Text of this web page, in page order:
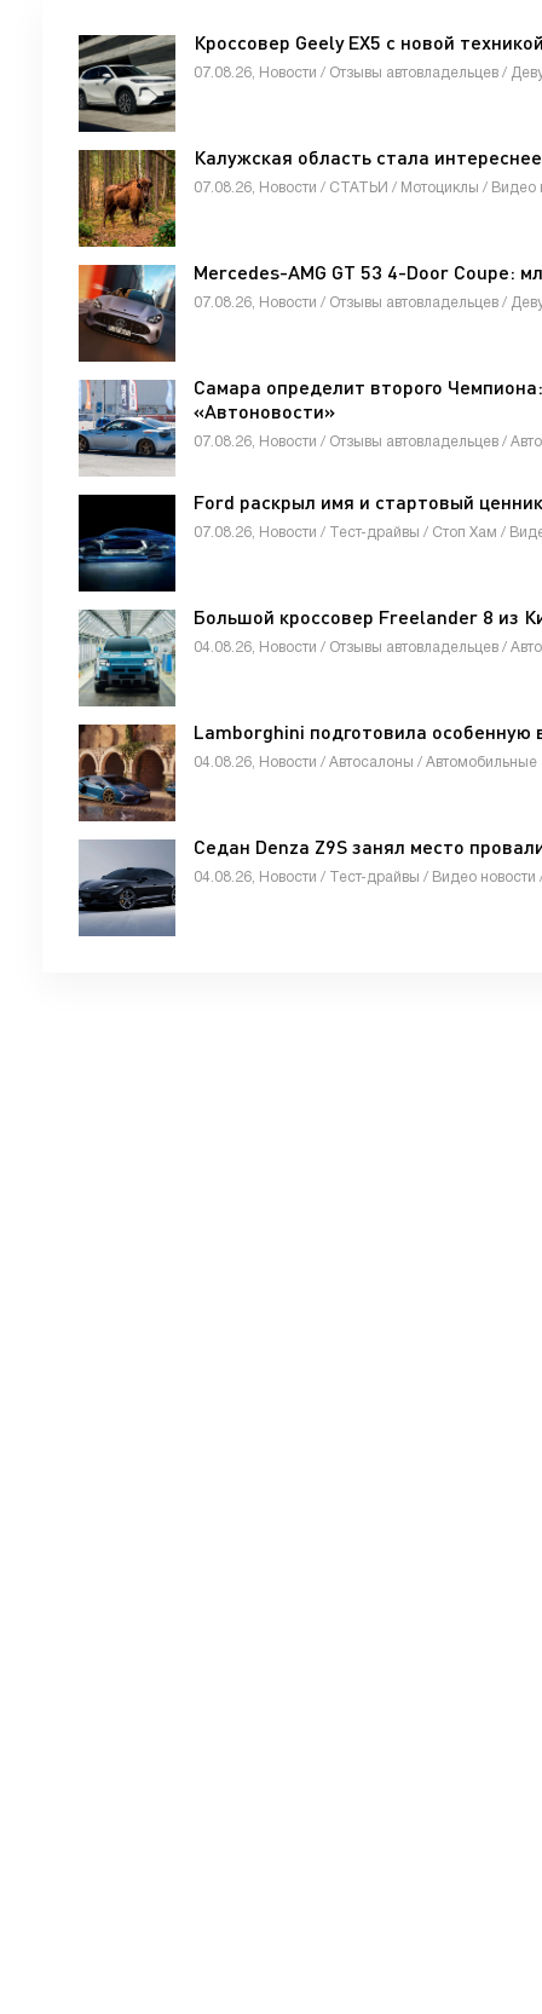
Кроссовер Geely EX5 с новой
Калужская область стала
07.08.26, Новости / СТАТЬИ / Мотоциклы / Видео
Mercedes-AMG GT 53 4-Door Coupe:
07.08.26, Новости / Отзывы автовладельцев /
Самара определит второго
«Автоновости»
07.08.26, Новости / Отзывы автовладельцев /
Ford раскрыл имя и стартовый
07.08.26, Новости / Тест-драйвы / Стоп Хам /
Большой кроссовер Freelander 8 из
04.08.26, Новости / Отзывы автовладельцев /
Lamborghini подготовила
04.08.26, Новости / Автосалоны /
Седан Denza Z9S занял место
04.08.26, Новости / Тест-драйвы / Видео